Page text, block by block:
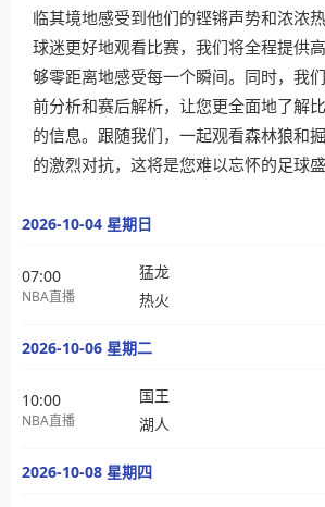
临其境地感受到他们的铿锵声势和浓浓
球迷更好地观看比赛，我们将全程提供
够零距离地感受每一个瞬间。同时，我
前分析和赛后解析，让您更全面地了解
的信息。跟随我们，一起观看森林狼和
的激烈对抗，这将是您难以忘怀的足球盛
2026-10-04 星期日
07:00
NBA直播
猛龙
热火
2026-10-06 星期二
10:00
NBA直播
国王
湖人
2026-10-08 星期四